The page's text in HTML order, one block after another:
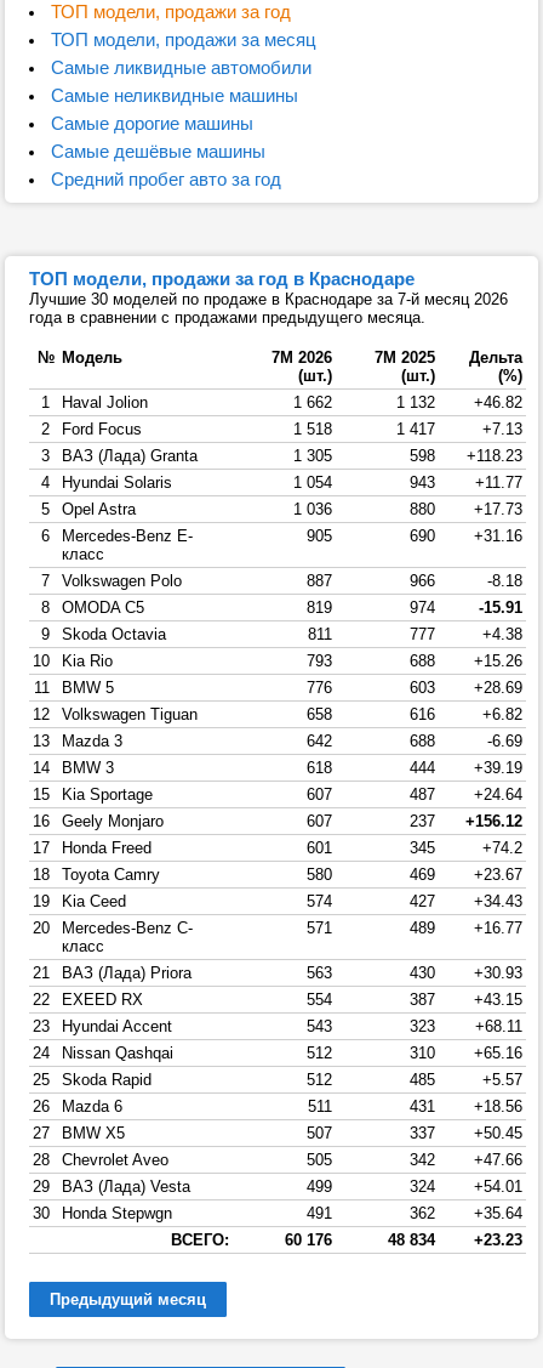
ТОП модели, продажи за год
ТОП модели, продажи за месяц
Самые ликвидные автомобили
Самые неликвидные машины
Самые дорогие машины
Самые дешёвые машины
Средний пробег авто за год
ТОП модели, продажи за год в Краснодаре
Лучшие 30 моделей по продаже в Краснодаре за 7-й месяц 2026
года в сравнении с продажами предыдущего месяца.
№ Модель
7М 2026
(шт.)
7М 2025
(шт.)
Дельта
(%)
1
Haval Jolion 1 662 1 132
+46.82
2
Ford Focus 1 518 1 417
+7.13
3
ВАЗ (Лада) Granta 1 305 598
+118.23
4
Hyundai Solaris 1 054 943
+11.77
5
Opel Astra 1 036 880
+17.73
6
Mercedes-Benz E-
класс
905 690 +31.16
7 Volkswagen Polo 887 966
-8.18
8
OMODA C5 819 974
-15.91
9
Skoda Octavia 811 777
+4.38
10
Kia Rio 793 688
+15.26
11
BMW 5 776 603
+28.69
12
Volkswagen Tiguan 658 616
+6.82
13
Mazda 3 642 688
-6.69
14
BMW 3 618 444
+39.19
15
Kia Sportage 607 487
+24.64
16
Geely Monjaro 607 237
+156.12
17
Honda Freed 601 345
+74.2
18
Toyota Camry 580 469
+23.67
19
Kia Ceed 574 427
+34.43
20
Mercedes-Benz C-
класс
571 489 +16.77
21 ВАЗ (Лада) Priora 563 430
+30.93
22
EXEED RX 554 387
+43.15
23
Hyundai Accent 543 323
+68.11
24
Nissan Qashqai 512 310
+65.16
25
Skoda Rapid 512 485
+5.57
26
Mazda 6 511 431
+18.56
27
BMW X5 507 337
+50.45
28
Chevrolet Aveo 505 342
+47.66
29
ВАЗ (Лада) Vesta 499 324
+54.01
30
Honda Stepwgn 491 362
+35.64
ВСЕГО:
60 176 48 834 +23.23
Предыдущий месяц